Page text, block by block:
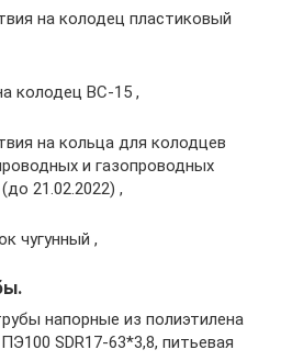
на колодец пластиковый
колодец ВС-15 ,
на кольца для колодцев
и газопроводных
21.02.2022) ,
чугунный ,
напорные из полиэтилена
SDR17-63*3,8, питьевая